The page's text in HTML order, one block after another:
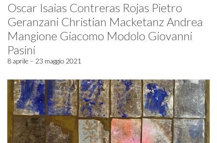
Oscar Isaias Contreras Rojas Pietro
Geranzani Christian Macketanz Andrea
Mangione Giacomo Modolo Giovanni
Pasini
8 aprile – 23 maggio 2021